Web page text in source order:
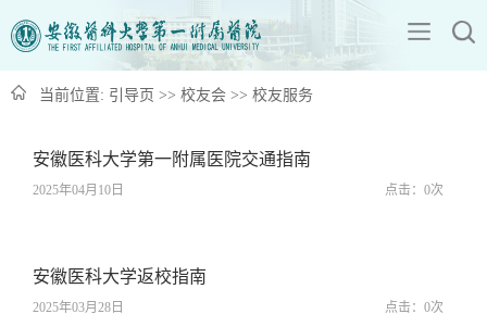
当前位置: 引导页 >> 校友会 >> 校友服务
安徽医科大学第一附属医院交通指南
2025年04月10日 点击： 0次
安徽医科大学返校指南
2025年03月28日 点击： 0次